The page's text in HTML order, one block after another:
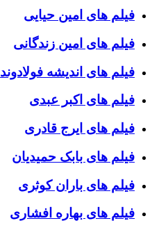
فیلم های امین حیایی
فیلم های امین زندگانی
فیلم های اندیشه فولادوند
فیلم های اکبر عبدی
فیلم های ایرج قادری
فیلم های بابک حمیدیان
فیلم های باران کوثری
فیلم های بهاره افشاری